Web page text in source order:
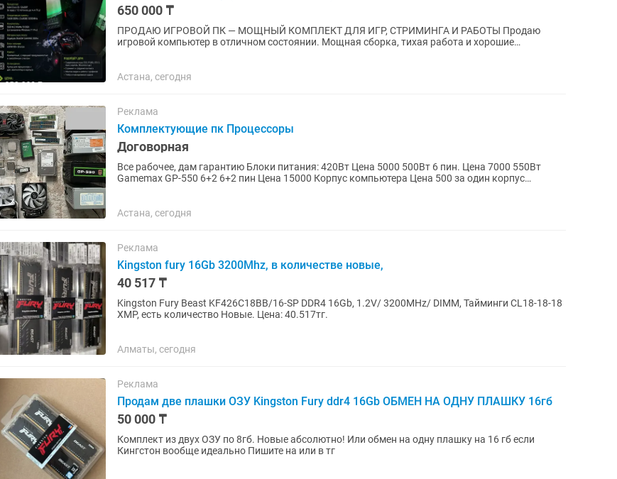
650 000 ₸
ПРОДАЮ ИГРОВОЙ ПК — МОЩНЫЙ КОМПЛЕКТ ДЛЯ ИГР, СТРИМИНГА И РАБОТЫ Продаю
игровой компьютер в отличном состоянии. Мощная сборка, тихая работа и хорошие
Астана, сегодня
Реклама
Комплектующие пк Процессоры
Договорная
Все рабочее, дам гарантию Блоки питания: 420Вт Цена 5000 500Вт 6 пин. Цена 7000 550Вт
Gamemax GP-550 6+2 6+2 пин Цена 15000 Корпус компьютера Цена 500 за один корпус
Астана, сегодня
Реклама
Kingston fury 16Gb 3200Mhz, в количестве новые,
40 517 ₸
Kingston Fury Beast KF426C18BB/16-SP DDR4 16Gb, 1.2V/ 3200MHz/ DIMM, Тайминги CL18-18-18
XMP, есть количество Новые. Цена: 40.517тг.
Алматы, сегодня
Реклама
Продам две плашки ОЗУ Kingston Fury ddr4 16Gb ОБМЕН НА ОДНУ ПЛАШКУ 16гб
50 000 ₸
Комплект из двух ОЗУ по 8гб. Новые абсолютно! Или обмен на одну плашку на 16 гб если
Кингстон вообще идеально Пишите на или в тг